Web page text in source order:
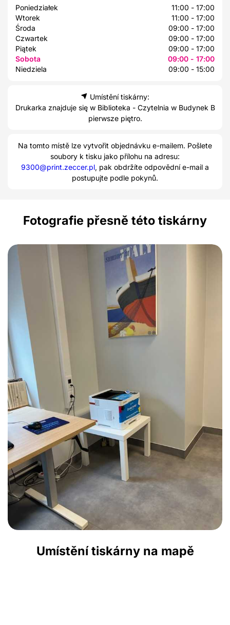
Poniedziałek
11:00 - 17:00
Wtorek
11:00 - 17:00
Środa
09:00 - 17:00
Czwartek
09:00 - 17:00
Piątek
09:00 - 17:00
Sobota
09:00 - 17:00
Niedziela
09:00 - 15:00
Umístění tiskárny:
Drukarka znajduje się w Biblioteka - Czytelnia w Budynek B
pierwsze piętro.
Na tomto místě lze vytvořit objednávku e-mailem. Pošlete
soubory k tisku jako přílohu na adresu:
9300@print.zeccer.pl, pak obdržíte odpovědní e-mail a
postupujte podle pokynů.
Fotografie přesně této tiskárny
Umístění tiskárny na mapě